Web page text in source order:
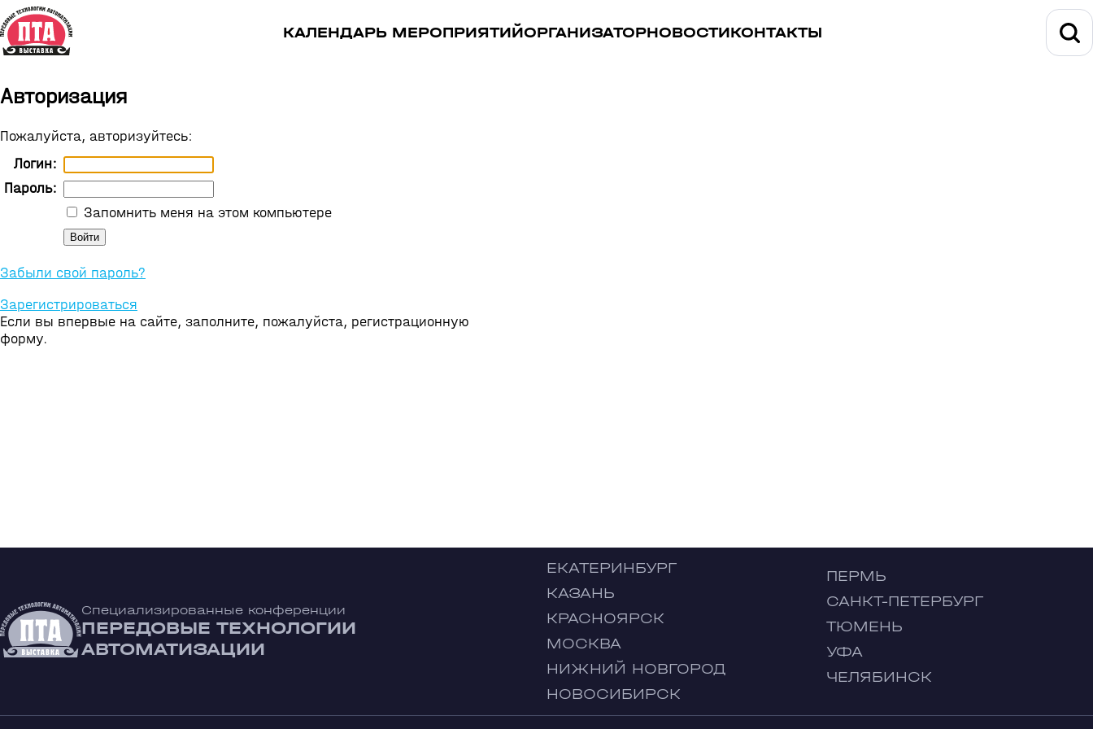
КАЛЕНДАРЬ МЕРОПРИЯТИЙОРГАНИЗАТОРНОВОСТИКОНТАКТЫ
Авторизация
Пожалуйста, авторизуйтесь:
Логин:
Пароль:
Запомнить меня на этом компьютере
Забыли свой пароль?
Зарегистрироваться
Если вы впервые на сайте, заполните, пожалуйста, регистрационную
форму.
Специализированные конференции
ПЕРЕДОВЫЕ ТЕХНОЛОГИИ
АВТОМАТИЗАЦИИ
ЕКАТЕРИНБУРГ
КАЗАНЬ
КРАСНОЯРСК
МОСКВА
НИЖНИЙ НОВГОРОД
НОВОСИБИРСК
ПЕРМЬ
САНКТ-ПЕТЕРБУРГ
ТЮМЕНЬ
УФА
ЧЕЛЯБИНСК